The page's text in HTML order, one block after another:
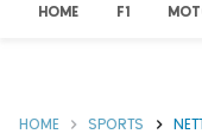
HOME F1
HOME SPORTS